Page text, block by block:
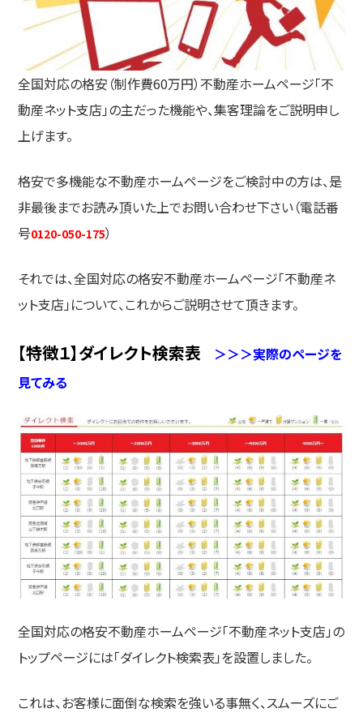
全国対応の格安（制作費60万円）不動産ホームページ「不
動産ネット支店」の主だった機能や、集客理論をご説明申し
上げます。
格安で多機能な不動産ホームページをご検討中の方は、是
非最後までお読み頂いた上でお問い合わせ下さい（電話番
号0120-050-175）
それでは、全国対応の格安不動産ホームページ「不動産ネ
ット支店」について、これからご説明させて頂きます。
【特徴１】ダイレクト検索表
＞＞＞実際のページを
見てみる
全国対応の格安不動産ホームページ「不動産ネット支店」の
トップページには「ダイレクト検索表」を設置しました。
これは、お客様に面倒な検索を強いる事無く、スムーズにご